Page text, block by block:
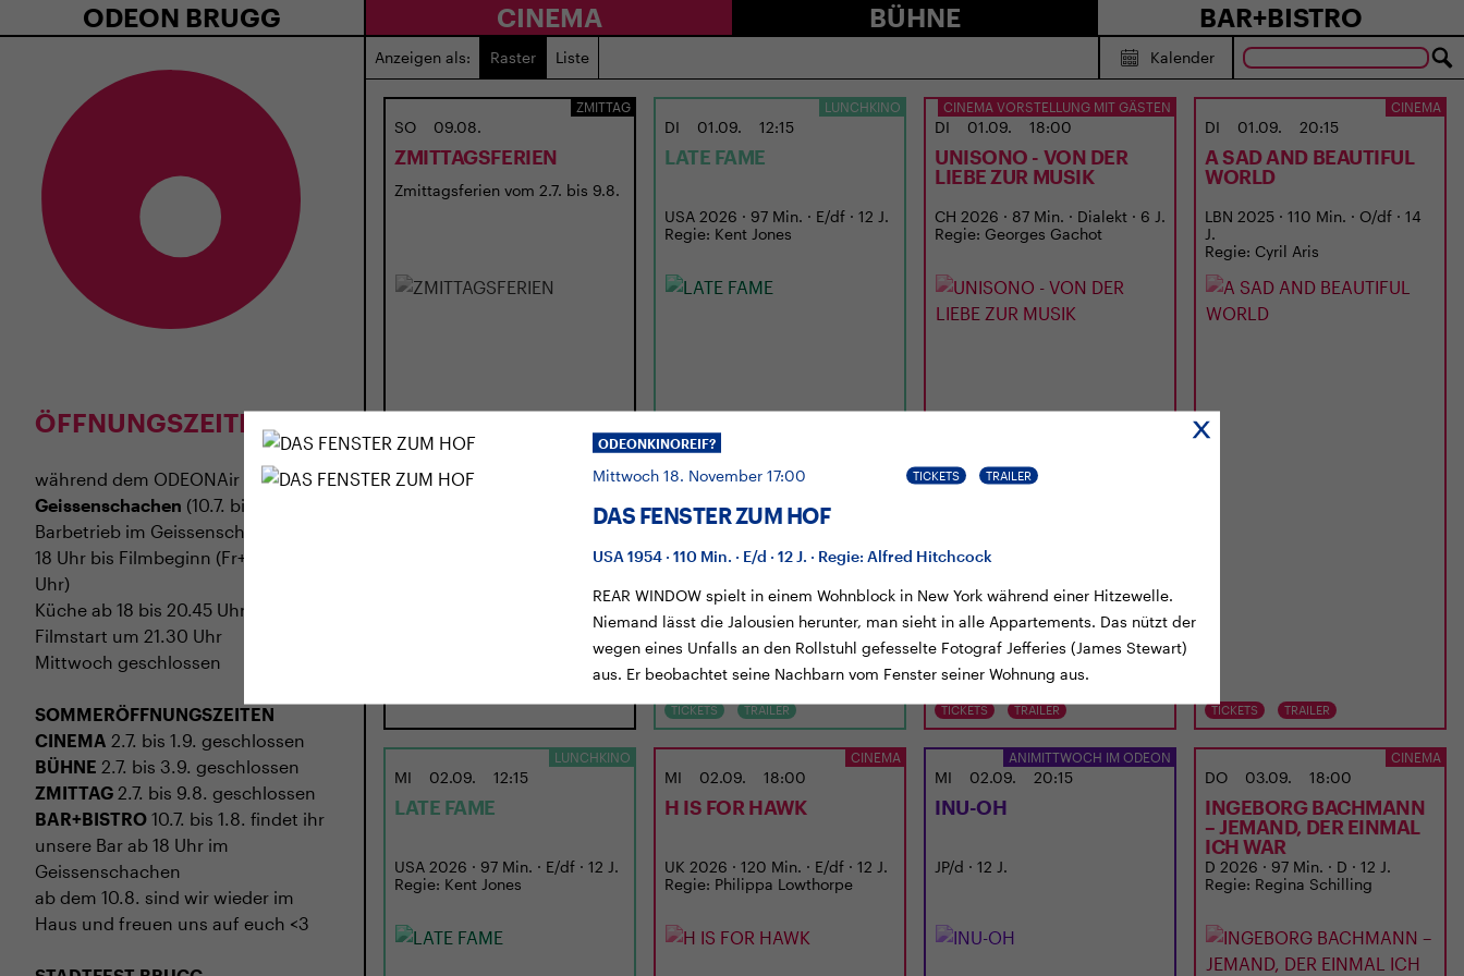
ODEON BRUGG CINEMA BÜHNE BAR+BISTRO
ÖFFNUNGSZEITEN
während dem ODEONAir im
Geissenschachen (10.7. bis 1.8.)
Barbetrieb im Geissenschachen ab
18 Uhr bis Filmbeginn (Fr+Sa bis 1
Uhr)
Küche ab 18 bis 20.45 Uhr
Filmstart um 21.30 Uhr
Mittwoch geschlossen
SOMMERÖFFNUNGSZEITEN
CINEMA 2.7. bis 1.9. geschlossen
BÜHNE 2.7. bis 3.9. geschlossen
ZMITTAG 2.7. bis 9.8. geschlossen
BAR+BISTRO 10.7. bis 1.8. findet ihr
unsere Bar ab 18 Uhr im
Geissenschachen
ab dem 10.8. sind wir wieder im
Haus und freuen uns auf euch <3
Anzeigen als: Raster Liste Kalender
ZMITTAG
SO 09.08.
ZMITTAGSFERIEN
Zmittagsferien vom 2.7. bis 9.8.
LUNCHKINO
DI 01.09. 12:15
LATE FAME
USA 2026 · 97 Min. · E/df · 12 J.
Regie: Kent Jones
TICKETS TRAILER
CINEMA VORSTELLUNG MIT GÄSTEN
DI 01.09. 18:00
UNISONO - VON DER
LIEBE ZUR MUSIK
CH 2026 · 87 Min. · Dialekt · 6 J.
Regie: Georges Gachot
TICKETS TRAILER
CINEMA
DI 01.09. 20:15
A SAD AND BEAUTIFUL
WORLD
LBN 2025 · 110 Min. · O/df · 14
J.
Regie: Cyril Aris
TICKETS TRAILER
LUNCHKINO
MI 02.09. 12:15
LATE FAME
USA 2026 · 97 Min. · E/df · 12 J.
Regie: Kent Jones
CINEMA
MI 02.09. 18:00
H IS FOR HAWK
UK 2026 · 120 Min. · E/df · 12 J.
Regie: Philippa Lowthorpe
ANIMITTWOCH IM ODEON
MI 02.09. 20:15
INU-OH
JP/d · 12 J.
CINEMA
DO 03.09. 18:00
INGEBORG BACHMANN
– JEMAND, DER EINMAL
ICH WAR
D 2026 · 97 Min. · D · 12 J.
Regie: Regina Schilling
ODEONKINOREIF?
Mittwoch 18. November 17:00 TICKETS TRAILER
DAS FENSTER ZUM HOF
USA 1954 · 110 Min. · E/d · 12 J. · Regie: Alfred Hitchcock
REAR WINDOW spielt in einem Wohnblock in New York während einer Hitzewelle.
Niemand lässt die Jalousien herunter, man sieht in alle Appartements. Das nützt der
wegen eines Unfalls an den Rollstuhl gefesselte Fotograf Jefferies (James Stewart)
aus. Er beobachtet seine Nachbarn vom Fenster seiner Wohnung aus.